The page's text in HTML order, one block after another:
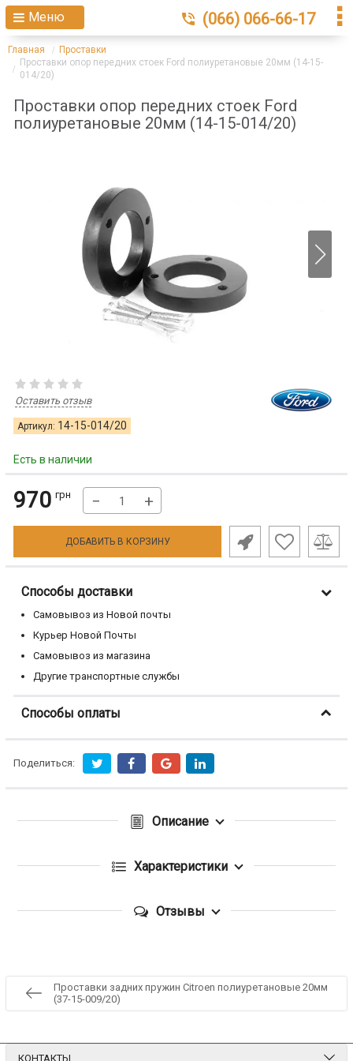
Меню (066) 066-66-17
Главная
Проставки
Проставки опор передних стоек Ford полиуретановые 20мм (14-15-
014/20)
Проставки опор передних стоек Ford
полиуретановые 20мм (14-15-014/20)
Оставить отзыв
Артикул: 14-15-014/20
Есть в наличии
970 грн − +
ДОБАВИТЬ В КОРЗИНУ
Способы доставки
Самовывоз из Новой почты
Курьер Новой Почты
Самовывоз из магазина
Другие транспортные службы
Способы оплаты
Поделиться:
Описание
Характеристики
Отзывы
Проставки задних пружин Citroen полиуретановые 20мм
(37-15-009/20)
КОНТАКТЫ